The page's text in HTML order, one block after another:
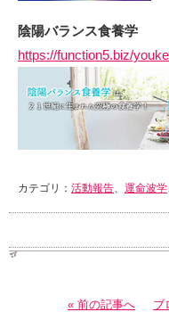
陰陽バランス食養学
https://function5.biz/
カテゴリ： 活動報告、 運命波学
« 前の記事へ ブ